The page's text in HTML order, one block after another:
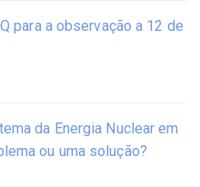
para a observação a 12 de
da Energia Nuclear em
ou uma solução?